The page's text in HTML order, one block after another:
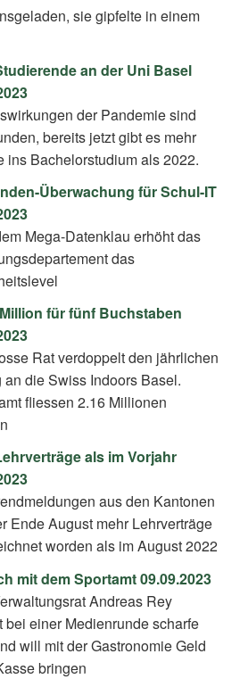
sie gipfelte in einem
an der Uni Basel
der Pandemie sind
bereits jetzt gibt es mehr
ins Bachelorstudium als 2022.
Überwachung für Schul-IT
Mega-Datenklau erhöht das
das
für fünf Buchstaben
Rat verdoppelt den jährlichen
an die Swiss Indoors Basel.
fliessen 2.16 Millionen
als im Vorjahr
aus den Kantonen
Ende August mehr Lehrverträge
worden als im August 2022
mit dem Sportamt 09.09.2023
Andreas Rey
bei einer Medienrunde scharfe
will mit der Gastronomie Geld
bringen